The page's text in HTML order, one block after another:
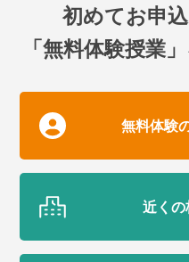
初めてお申
「無料体験授業
無料体験
近く